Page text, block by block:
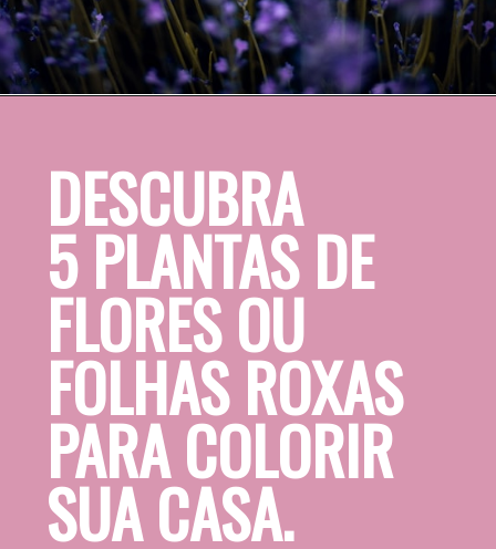
DESCUBRA
5 PLANTAS DE
FLORES OU
FOLHAS ROXAS
PARA COLORIR
SUA CASA.